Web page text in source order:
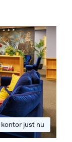
kontor just nu